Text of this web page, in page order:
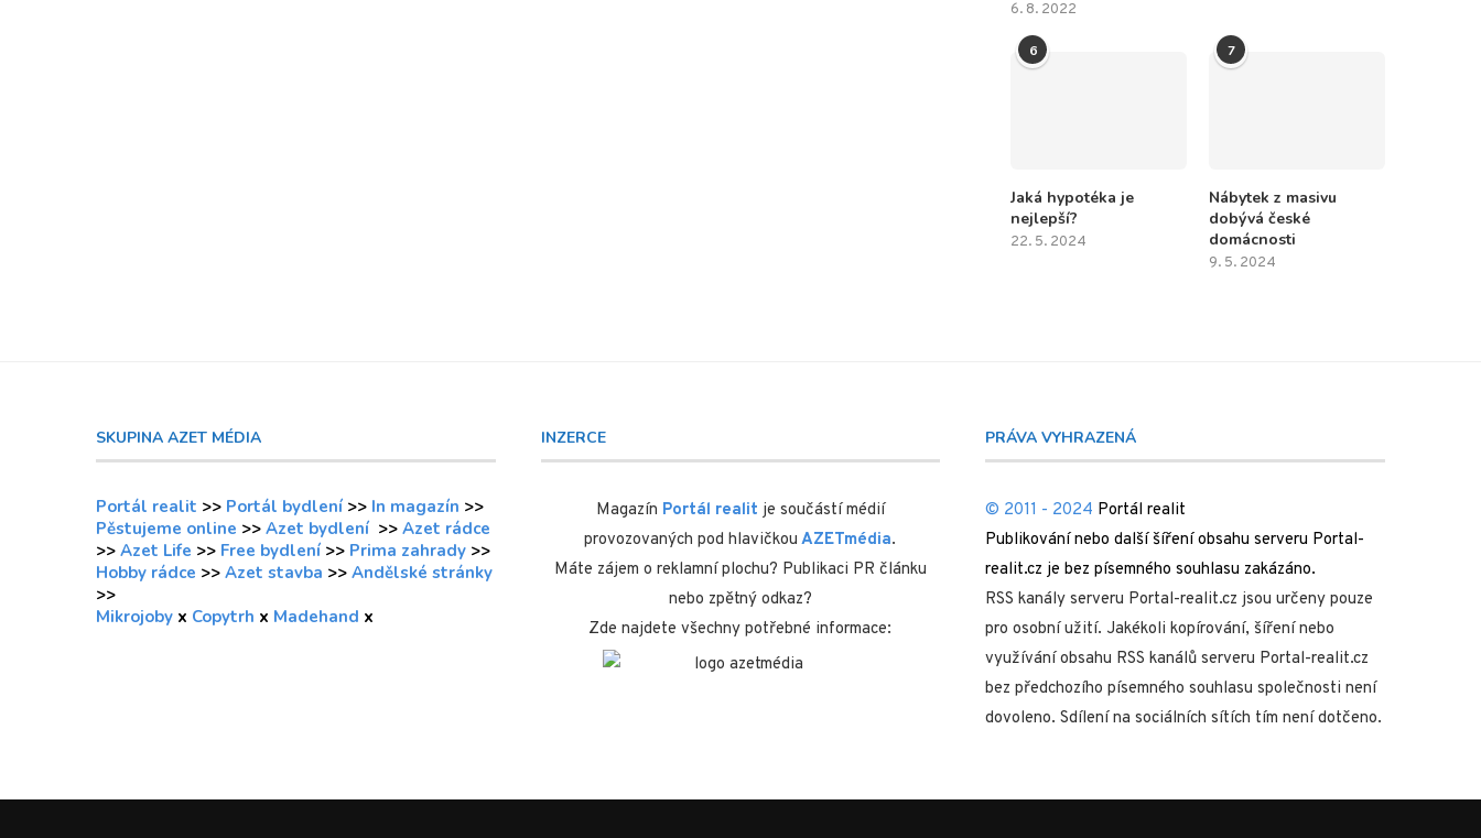
6. 8. 2022
6
Jaká hypotéka je
nejlepší?
22. 5. 2024
7
Nábytek z masivu
dobývá české
domácnosti
9. 5. 2024
SKUPINA AZET MÉDIA
Portál realit >> Portál bydlení >> In magazín >>
Pěstujeme online >> Azet bydlení >> Azet rádce
>> Azet Life >> Free bydlení >> Prima zahrady >>
Hobby rádce >> Azet stavba >> Andělské stránky
>>
Mikrojoby x Copytrh x Madehand x
INZERCE
Magazín Portál realit je součástí médií
provozovaných pod hlavičkou AZETmédia.
Máte zájem o reklamní plochu? Publikaci PR článku
nebo zpětný odkaz?
Zde najdete všechny potřebné informace:
PRÁVA VYHRAZENÁ
© 2011 - 2024 Portál realit
Publikování nebo další šíření obsahu serveru Portal-
realit.cz je bez písemného souhlasu zakázáno.
RSS kanály serveru Portal-realit.cz jsou určeny pouze
pro osobní užití. Jakékoli kopírování, šíření nebo
využívání obsahu RSS kanálů serveru Portal-realit.cz
bez předchozího písemného souhlasu společnosti není
dovoleno. Sdílení na sociálních sítích tím není dotčeno.